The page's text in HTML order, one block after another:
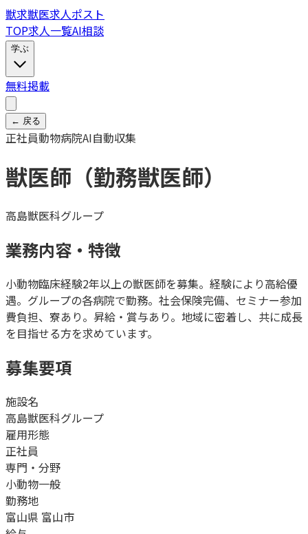
獣求獣医求人ポスト
TOP求人一覧AI相談
学ぶ
無料掲載
← 戻る
正社員動物病院AI自動収集
獣医師（勤務獣医師）
高島獣医科グループ
業務内容・特徴
小動物臨床経験2年以上の獣医師を募集。経験により高給優
遇。グループの各病院で勤務。社会保険完備、セミナー参加
費負担、寮あり。昇給・賞与あり。地域に密着し、共に成長
を目指せる方を求めています。
募集要項
施設名
高島獣医科グループ
雇用形態
正社員
専門・分野
小動物一般
勤務地
富山県 富山市